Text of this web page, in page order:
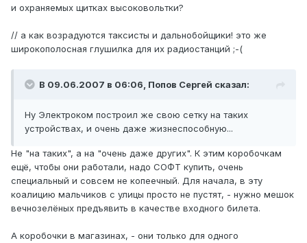
и охраняемых щитках высоковольтки?
// а как возрадуются таксисты и дальнобойщики! это же
широкополосная глушилка для их радиостанций ;-(
В 09.06.2007 в 06:06, Попов Сергей сказал:
Ну Электроком построил же свою сетку на таких
устройствах, и очень даже жизнеспособную...
Не "на таких", а на "очень даже других". К этим коробочкам
ещё, чтобы они работали, надо СОФТ купить, очень
специальный и совсем не копеечный. Для начала, в эту
коалицию мальчиков с улицы просто не пустят, - нужно мешок
вечнозелёных предъявить в качестве входного билета.
А коробочки в магазинах, - они только для одного